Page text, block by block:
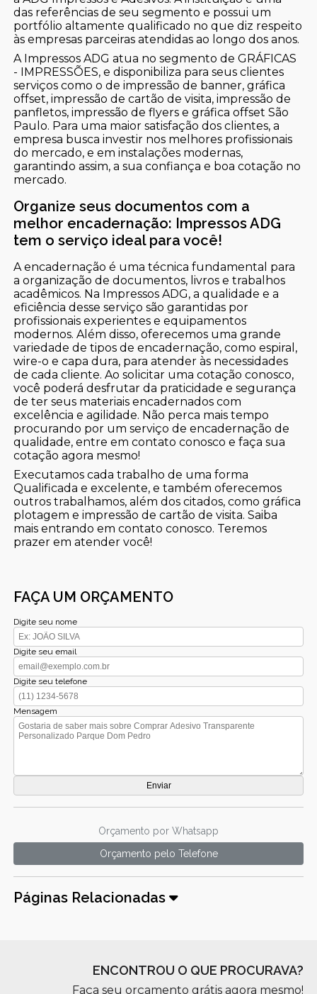
das referências de seu segmento e possui um
portfólio altamente qualificado no que diz respeito
às empresas parceiras atendidas ao longo dos anos.
A Impressos ADG atua no segmento de GRÁFICAS
- IMPRESSÕES, e disponibiliza para seus clientes
serviços como o de impressão de banner, gráfica
offset, impressão de cartão de visita, impressão de
panfletos, impressão de flyers e gráfica offset São
Paulo. Para uma maior satisfação dos clientes, a
empresa busca investir nos melhores profissionais
do mercado, e em instalações modernas,
garantindo assim, a sua confiança e boa cotação no
mercado.
Organize seus documentos com a
melhor encadernação: Impressos ADG
tem o serviço ideal para você!
A encadernação é uma técnica fundamental para
a organização de documentos, livros e trabalhos
acadêmicos. Na Impressos ADG, a qualidade e a
eficiência desse serviço são garantidas por
profissionais experientes e equipamentos
modernos. Além disso, oferecemos uma grande
variedade de tipos de encadernação, como espiral,
wire-o e capa dura, para atender às necessidades
de cada cliente. Ao solicitar uma cotação conosco,
você poderá desfrutar da praticidade e segurança
de ter seus materiais encadernados com
excelência e agilidade. Não perca mais tempo
procurando por um serviço de encadernação de
qualidade, entre em contato conosco e faça sua
cotação agora mesmo!
Executamos cada trabalho de uma forma
Qualificada e excelente, e também oferecemos
outros trabalhamos, além dos citados, como gráfica
plotagem e impressão de cartão de visita. Saiba
mais entrando em contato conosco. Teremos
prazer em atender você!
FAÇA UM ORÇAMENTO
Digite seu nome
Digite seu email
Digite seu telefone
Mensagem
Orçamento por Whatsapp
Orçamento pelo Telefone
Páginas Relacionadas
ENCONTROU O QUE PROCURAVA?
Faça seu orçamento grátis agora mesmo!